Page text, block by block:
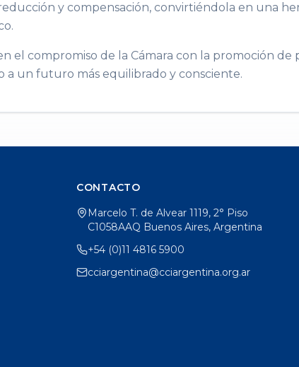
y compensación, convirtiéndola en una
el compromiso de la Cámara con la promoción de
a un futuro más equilibrado y consciente.
CONTACTO
Marcelo T. de Alvear 1119, 2° Piso
C1058AAQ Buenos Aires, Argentina
+54 (0)11 4816 5900
cciargentina@cciargentina.org.ar